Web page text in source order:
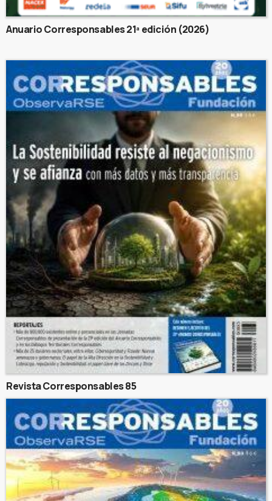
Anuario Corresponsables 21ª edición (2026)
Revista Corresponsables 85